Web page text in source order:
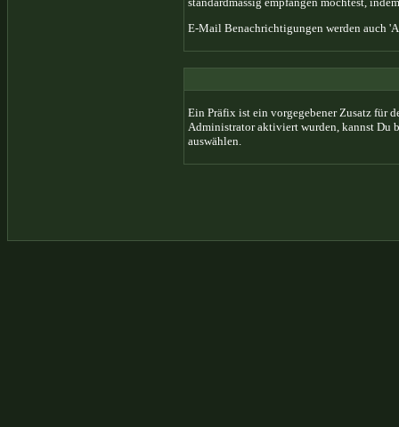
E-Mail Benachrichtigungen werden auch
Ein Präfix ist ein vorgegebener Zusatz für
Administrator aktiviert wurden, kannst Du
auswählen.